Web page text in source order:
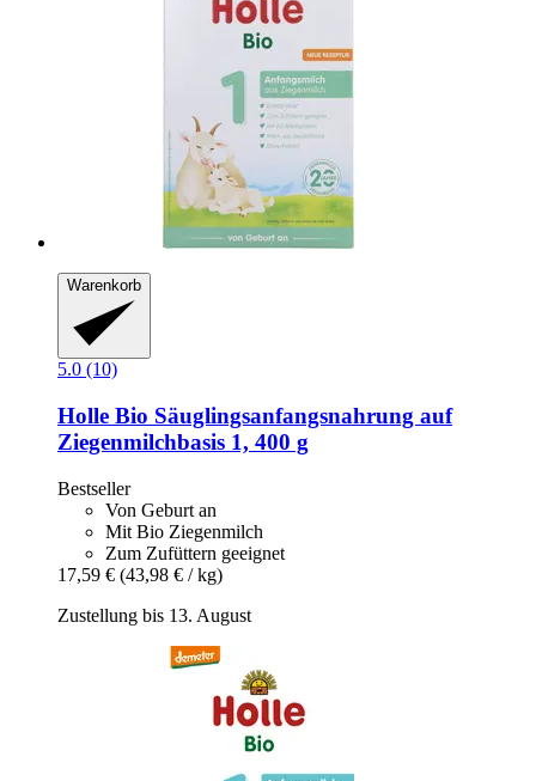
Warenkorb
5.0 (10)
Holle Bio Säuglingsanfangsnahrung auf
Ziegenmilchbasis 1, 400 g
Bestseller
Von Geburt an
Mit Bio Ziegenmilch
Zum Zufüttern geeignet
17,59 € (43,98 € / kg)
Zustellung bis 13. August